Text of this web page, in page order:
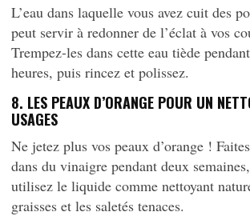
L’eau dans laquelle vous avez cuit des
peut servir à redonner de l’éclat à vos
Trempez-les dans cette eau tiède
heures, puis rincez et polissez.
8. LES PEAUX D’ORANGE POUR UN
USAGES
Ne jetez plus vos peaux d’orange !
dans du vinaigre pendant deux
utilisez le liquide comme nettoyant
graisses et les saletés tenaces.